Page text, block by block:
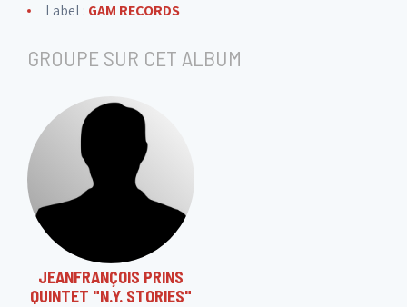
Label : GAM RECORDS
GROUPE SUR CET ALBUM
JEANFRANÇOIS PRINS
QUINTET "N.Y. STORIES"